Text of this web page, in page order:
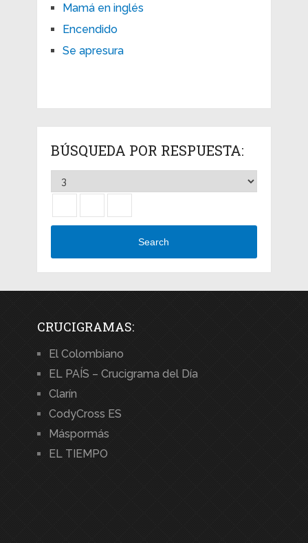
Mamá en inglés
Encendido
Se apresura
BÚSQUEDA POR RESPUESTA:
Search
CRUCIGRAMAS:
El Colombiano
EL PAÍS – Crucigrama del Día
Clarín
CodyCross ES
Máspormás
EL TIEMPO